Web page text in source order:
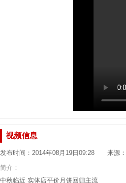
视频信息
发布时间：2014年08月19日09:28 来源：
简介：
中秋临近 实体店平价月饼回归主流